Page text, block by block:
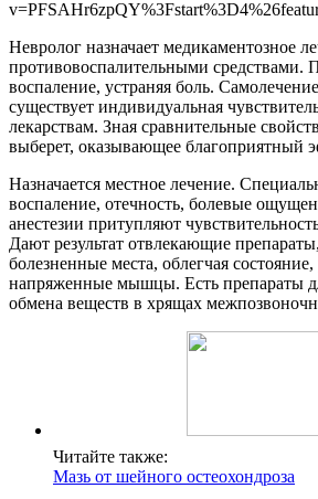
Невролог назначает медикаментозное
противовоспалительными средствами.
воспаление, устраняя боль.
существует индивидуальная
лекарствам. Зная сравнительные
выберет, оказывающее благоприятный
Назначается местное лечение.
воспаление, отечность, болевые
анестезии притупляют
Дают результат отвлекающие
болезненные места, облегчая состояние,
напряженные мышцы. Есть препараты
обмена веществ в хрящах
Читайте также:
Мазь от шейного остеохондроза